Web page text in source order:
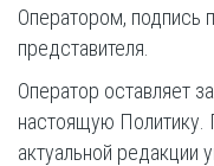
Оператором, подпись
представителя.
Оператор оставляет
настоящую Политику.
актуальной редакции